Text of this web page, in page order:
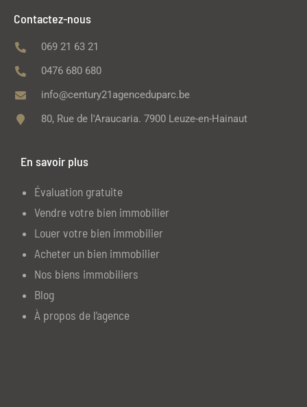
Contactez-nous
069 21 63 21
0476 680 680
info@century21agenceduparc.be
80, Rue de l'Araucaria. 7900 Leuze-en-Hainaut
En savoir plus
Évaluation gratuite
Vendre votre bien immobilier
Louer votre bien immobilier
Acheter un bien immobilier
Nos biens immobiliers
Blog
À propos de l’agence